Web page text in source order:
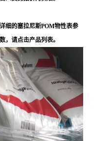
细的塞拉尼斯POM物性表参
，请点击产品列表。